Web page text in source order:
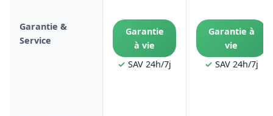
Garantie &
Service
Garantie
à vie
✓ SAV 24h/7j
Garantie à
vie
✓ SAV 24h/7j